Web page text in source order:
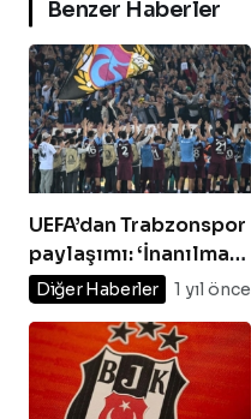
Benzer Haberler
UEFA’dan Trabzonspor
paylaşımı: ‘İnanılmaz
destek’
Diğer Haberler 1 yıl önce